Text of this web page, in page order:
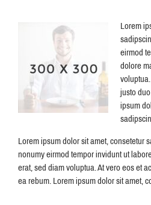
Lorem
eirmod
dolore
justo
ipsum
Lorem ipsum dolor sit amet, consetetur
nonumy eirmod tempor invidunt ut
erat, sed diam voluptua. At vero eos et
ea rebum. Lorem ipsum dolor sit amet,